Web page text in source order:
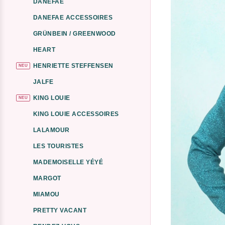
DANEFAE
DANEFAE ACCESSOIRES
GRÜNBEIN / GREENWOOD
HEART
NEU HENRIETTE STEFFENSEN
JALFE
NEU KING LOUIE
KING LOUIE ACCESSOIRES
LALAMOUR
LES TOURISTES
MADEMOISELLE YÉYÉ
MARGOT
MIAMOU
PRETTY VACANT